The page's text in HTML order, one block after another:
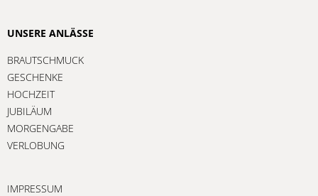
UNSERE ANLÄSSE
BRAUTSCHMUCK
GESCHENKE
HOCHZEIT
JUBILÄUM
MORGENGABE
VERLOBUNG
IMPRESSUM